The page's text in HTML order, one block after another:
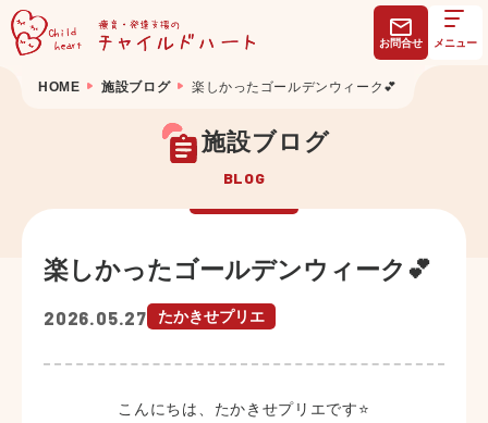
お問合せ メニュー
HOME 施設ブログ 楽しかったゴールデンウィーク💕
施設ブログ
BLOG
楽しかったゴールデンウィーク💕
2026.05.27 たかきせプリエ
こんにちは、たかきせプリエです⭐